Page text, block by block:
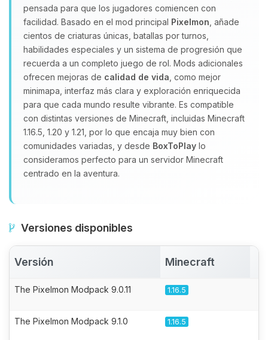
pensada para que los jugadores comiencen con
facilidad. Basado en el mod principal Pixelmon , añade
cientos de criaturas únicas, batallas por turnos,
habilidades especiales y un sistema de progresión que
recuerda a un completo juego de rol. Mods adicionales
ofrecen mejoras de calidad de vida , como mejor
minimapa, interfaz más clara y exploración enriquecida
para que cada mundo resulte vibrante. Es compatible
con distintas versiones de Minecraft, incluidas Minecraft
1.16.5, 1.20 y 1.21, por lo que encaja muy bien con
comunidades variadas, y desde BoxToPlay lo
consideramos perfecto para un servidor Minecraft
centrado en la aventura.
Versiones disponibles
Versión Minecraft
The Pixelmon Modpack 9.0.11 1.16.5
The Pixelmon Modpack 9.1.0 1.16.5
08/08/2026 07:22